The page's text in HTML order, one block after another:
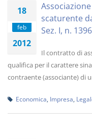
18
feb
2012
scaturente
Sez. I, n.
Il contratto di
qualifica per il carattere
contraente (associante) di
Economica Impresa